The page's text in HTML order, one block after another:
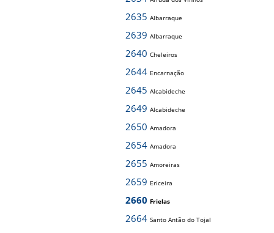
2635 Albarraque
2639 Albarraque
2640 Cheleiros
2644 Encarnação
2645 Alcabideche
2649 Alcabideche
2650 Amadora
2654 Amadora
2655 Amoreiras
2659 Ericeira
2660 Frielas
2664 Santo Antão do Tojal